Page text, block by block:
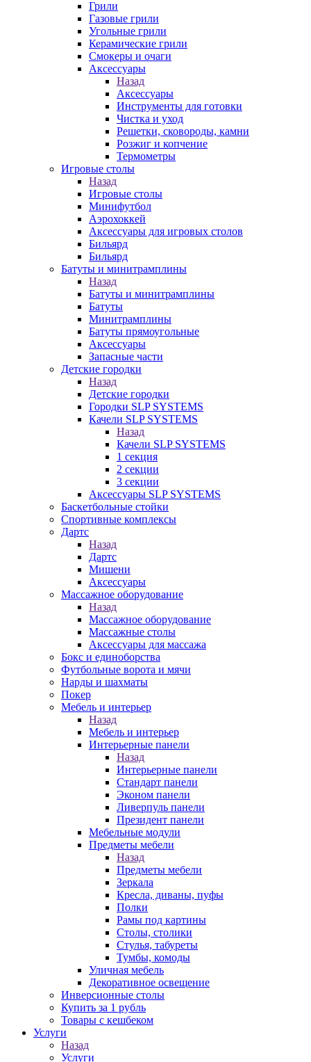
Грили
Газовые грили
Угольные грили
Керамические грили
Смокеры и очаги
Аксессуары
Назад
Аксессуары
Инструменты для готовки
Чистка и уход
Решетки, сковороды, камни
Розжиг и копчение
Термометры
Игровые столы
Назад
Игровые столы
Минифутбол
Аэрохоккей
Аксессуары для игровых столов
Бильяpд
Бильяpд
Батуты и минитрамплины
Назад
Батуты и минитрамплины
Батуты
Минитрамплины
Батуты прямоугольные
Аксессуары
Запасные части
Детские городки
Назад
Детские городки
Городки SLP SYSTEMS
Качели SLP SYSTEMS
Назад
Качели SLP SYSTEMS
1 секция
2 секции
3 секции
Аксессуары SLP SYSTEMS
Баскетбольные стойки
Спортивные комплексы
Дартс
Назад
Дартс
Мишени
Аксессуары
Массажное оборудование
Назад
Массажное оборудование
Массажные столы
Аксессуары для массажа
Бокс и единоборства
Футбольные ворота и мячи
Нарды и шахматы
Покер
Мебель и интерьер
Назад
Мебель и интерьер
Интерьерные панели
Назад
Интерьерные панели
Стандарт панели
Эконом панели
Ливерпуль панели
Президент панели
Мебельные модули
Предметы мебели
Назад
Предметы мебели
Зеркала
Кресла, диваны, пуфы
Полки
Рамы под картины
Столы, столики
Стулья, табуреты
Тумбы, комоды
Уличная мебель
Декоративное освещение
Инверсионные столы
Купить за 1 рубль
Товары с кешбеком
Услуги
Назад
Услуги